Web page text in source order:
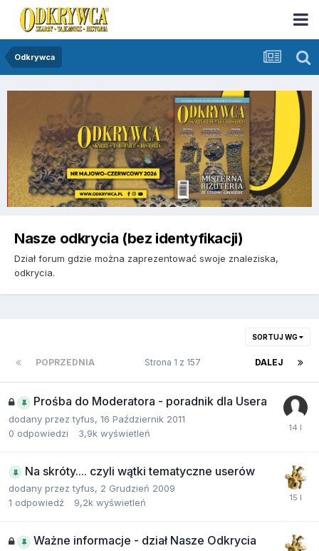
Odkrywca
Nasze odkrycia (bez identyfikacji)
Dział forum gdzie można zaprezentować swoje znaleziska,
odkrycia.
SORTUJ WG
POPRZEDNIA DALEJ
Strona 1 z 157
Prośba do Moderatora - poradnik dla Usera
dodany przeztyfus, 16 Październik 2011
0 odpowiedzi 3,9k wyświetleń
Na skróty.... czyli wątki tematyczne userów
dodany przeztyfus, 2 Grudzień 2009
1 odpowiedź 9,2k wyświetleń
Ważne informacje - dział Nasze Odkrycia